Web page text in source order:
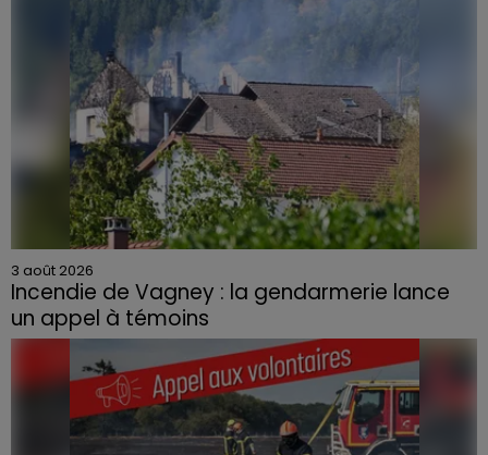
3 août 2026
Incendie de Vagney : la gendarmerie lance
un appel à témoins
Le feu, parti d'une haie avant de se propager au
quartier résidentiel, avait détruit deux habitations et
contraint à l'évacuation d'une centaine de personnes.